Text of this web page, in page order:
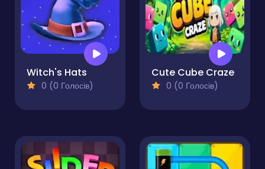
Witch's Hats
0 (0 Голосів)
Cute Cube Craze
0 (0 Голосів)